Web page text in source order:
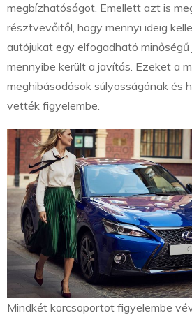
megbízhatóságot. Emellett azt is
résztvevőitől, hogy mennyi ideig
autójukat egy elfogadható
mennyibe került a javítás. Ezeket a
meghibásodások súlyosságának és
vették figyelembe.
Mindkét korcsoportot figyelembe